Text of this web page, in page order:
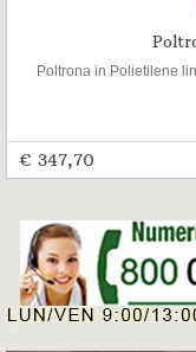
Poltrona in Polietilene
€ 347,70